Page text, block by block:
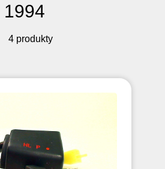
1994
4 produkty